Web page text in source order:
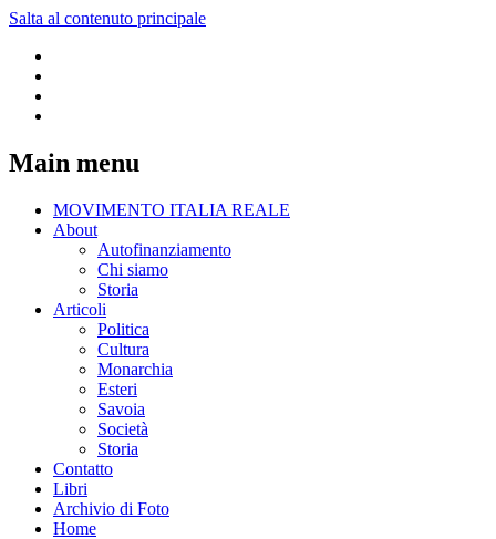
Salta al contenuto principale
Main menu
MOVIMENTO ITALIA REALE
About
Autofinanziamento
Chi siamo
Storia
Articoli
Politica
Cultura
Monarchia
Esteri
Savoia
Società
Storia
Contatto
Libri
Archivio di Foto
Home